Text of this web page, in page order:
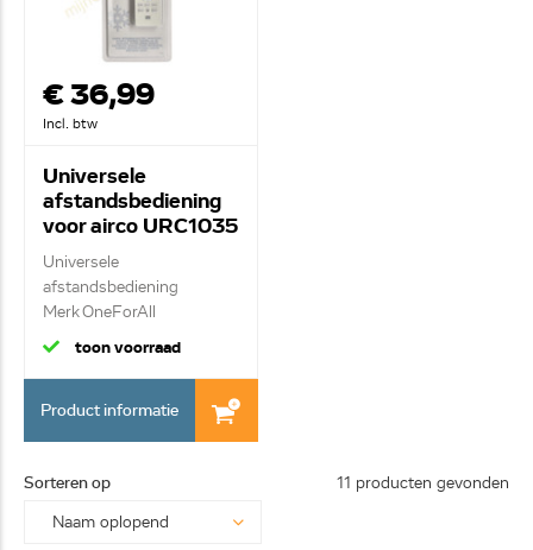
€ 36,99
Incl. btw
Universele
afstandsbediening
voor airco URC1035
Universele
afstandsbediening
Merk OneForAll
Vervangende af...
toon voorraad
Product informatie
Sorteren op 11 producten gevonden